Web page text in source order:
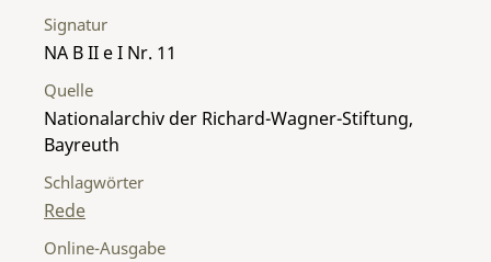
Signatur
NA B II e I Nr. 11
Quelle
Nationalarchiv der Richard-Wagner-Stiftung,
Bayreuth
Schlagwörter
Rede
Online-Ausgabe